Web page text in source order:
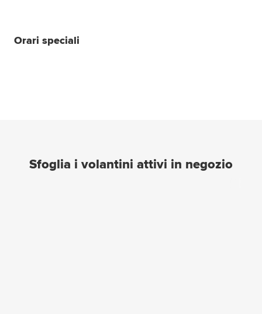
Orari speciali
Sfoglia i volantini attivi in negozio